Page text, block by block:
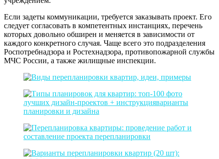
Если задеты коммуникации, требуется заказывать проект. Его
следует согласовать в компетентных инстанциях, перечень
которых довольно обширен и меняется в зависимости от
каждого конкретного случая. Чаще всего это подразделения
Роспотребнадзора и Ростехнадзора, противопожарной службы
МЧС России, а также жилищные инспекции.